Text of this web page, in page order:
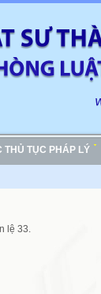
THỦ TỤC PHÁP LÝ
lệ 33.